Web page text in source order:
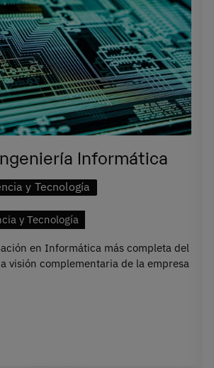
Informática
y Tecnología
y Tecnología
en Informática más completa del
visión complementaria de la empresa